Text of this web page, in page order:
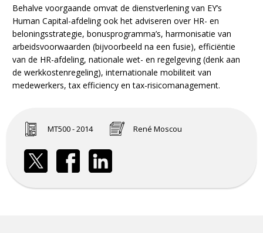
Behalve voorgaande omvat de dienstverlening van EY’s
Human Capital-afdeling ook het adviseren over HR- en
beloningsstrategie, bonusprogramma’s, harmonisatie van
arbeidsvoorwaarden (bijvoorbeeld na een fusie), efficiëntie
van de HR-afdeling, nationale wet- en regelgeving (denk aan
de werkkostenregeling), internationale mobiliteit van
medewerkers, tax efficiency en tax-risicomanagement.
MT500 - 2014 René Moscou